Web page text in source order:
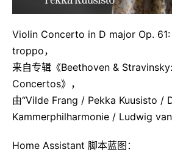
Violin Concerto in D major Op.
troppo，
来自专辑《Beethoven &
Concertos》，
由“Vilde Frang / Pekka Kuusisto /
Kammerphilharmonie / Ludwig van
Home Assistant 脚本蓝图：